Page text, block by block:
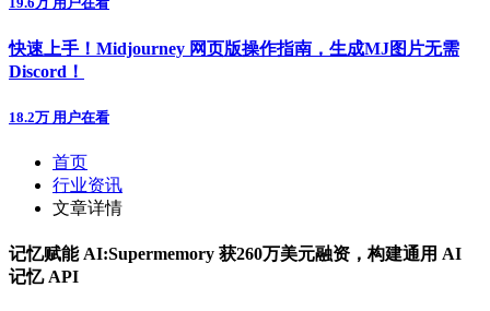
快速上手！Midjourney 网页版操作指南，生成MJ图片无需
Discord！
18.2万 用户在看
首页
行业资讯
文章详情
记忆赋能 AI:Supermemory 获260万美元融资，构建通用 AI
记忆 API